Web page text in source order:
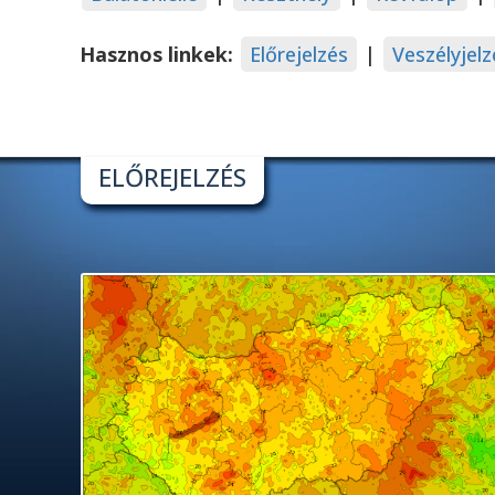
Hasznos linkek: Előrejelzés |
ELŐREJELZÉS